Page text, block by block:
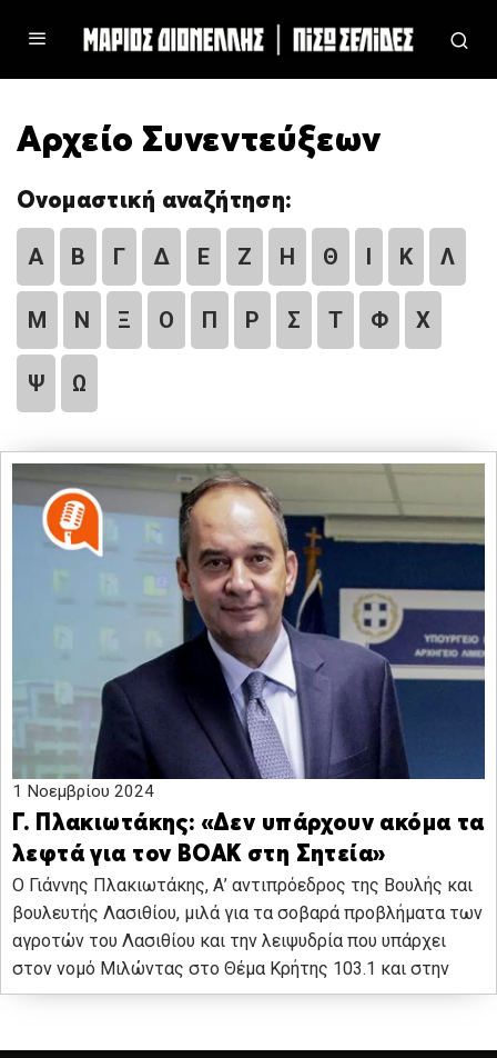
Αρχείο Συνεντεύξεων
Ονομαστική αναζήτηση:
Α Β Γ Δ Ε Ζ Η Θ Ι Κ Λ
Μ Ν Ξ Ο Π Ρ Σ Τ Φ Χ
Ψ Ω
1 Νοεμβρίου 2024
Γ. Πλακιωτάκης: «Δεν υπάρχουν ακόμα τα
λεφτά για τον ΒΟΑΚ στη Σητεία»
Ο Γιάννης Πλακιωτάκης, Α’ αντιπρόεδρος της Βουλής και
βουλευτής Λασιθίου, μιλά για τα σοβαρά προβλήματα των
αγροτών του Λασιθίου και την λειψυδρία που υπάρχει
στον νομό Μιλώντας στο Θέμα Κρήτης 103.1 και στην